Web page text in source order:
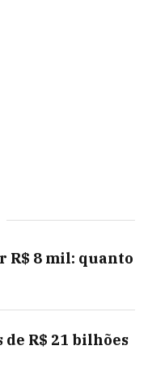
R$ 8 mil: quanto
R$ 21 bilhões